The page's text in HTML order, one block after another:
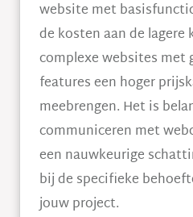
website met
de kosten aan de
complexe websites met
features een hoger
meebrengen. Het is
communiceren met
een nauwkeurige
bij de specifieke
jouw project.